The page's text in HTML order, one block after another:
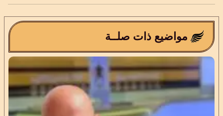
مواضيع ذات صلــة